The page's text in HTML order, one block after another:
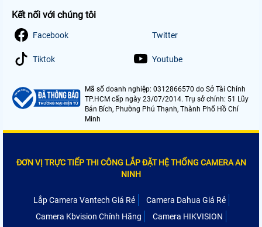
Kết nối với chúng tôi
Facebook Twitter
Tiktok Youtube
Mã số doanh nghiệp: 0312866570 do Sở Tài Chính
TP.HCM cấp ngày 23/07/2014. Trụ sở chính: 51 Lũy
Bán Bích, Phường Phú Thạnh, Thành Phố Hồ Chí
Minh
ĐƠN VỊ TRỰC TIẾP THI CÔNG LẮP ĐẶT HỆ THỐNG CAMERA AN
NINH
Lắp Camera Vantech Giá Rẻ
Camera Dahua Giá Rẻ
Camera Kbvision Chính Hãng
Camera HIKVISION